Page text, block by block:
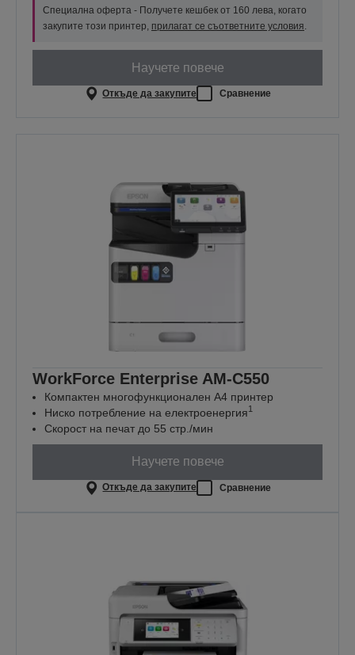
Специална оферта - Получете кешбек от 160 лева, когато
закупите този принтер, прилагат се съответните условия.
Научете повече
Откъде да закупите Сравнение
WorkForce Enterprise​ AM-C550
Компактен многофункционален А4 принтер
Ниско потребление на електроенергия1
Скорост на печат до 55 стр./мин
Научете повече
Откъде да закупите Сравнение